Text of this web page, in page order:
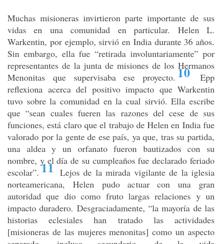
Muchas misioneras invirtieron parte importante de sus
vidas en una comunidad en particular. Helen L.
Warkentin, por ejemplo, sirvió en India durante 36 años.
Sin embargo, ella fue “retirada involuntariamente” por
representantes de la junta de misiones de los Hermanos
Menonitas que supervisaba ese proyecto. 10
Epp
reflexiona acerca del positivo impacto que Warkentin
tuvo sobre la comunidad en la cual sirvió. Ella escribe
que “sean cuales fueren las razones del cese de sus
funciones, está claro que el trabajo de Helen en India fue
valorado por la gente de ese país, ya que, tras su partida,
una aldea y un orfanato fueron bautizados con su
nombre, y el día de su cumpleaños fue declarado feriado
escolar”. 11 Lejos de la mirada vigilante de la iglesia
norteamericana, Helen pudo actuar con una gran
autoridad que dio como fruto largas relaciones y un
impacto duradero. Desgraciadamente, “la mayoría de las
historias eclesiales han tratado las actividades
[misioneras de las mujeres menonitas] como un aspecto